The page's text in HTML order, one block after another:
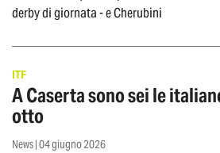
derby di giornata - e Cherubini
ITF
A Caserta sono sei le
otto
News | 04 giugno 2026